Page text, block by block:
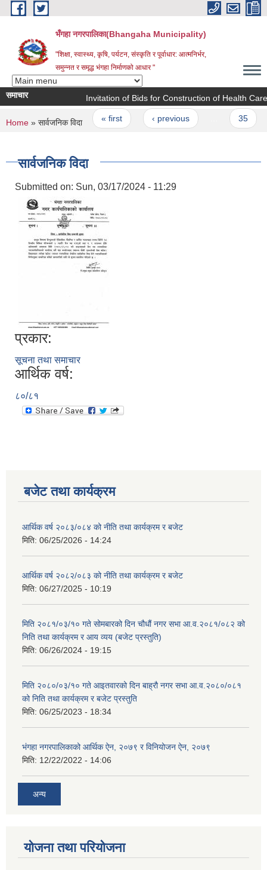
Skip to main content
भँगहा नगरपालिका(Bhangaha Municipality)
"शिक्षा, स्वास्थ्य, कृषि, पर्यटन, संस्कृति र पूर्वाधार: आत्मनिर्भर,
समुन्नत र समृद्ध भंगहा निर्माणको आधार "
समाचार Invitation of Bids for Construction of Health Care
Pages
« first ‹ previous
You are here
Home » सार्वजनिक विदा
सार्वजनिक विदा
Submitted on: Sun, 03/17/2024 - 11:29
प्रकार:
सूचना तथा समाचार
आर्थिक वर्ष:
८०/८१
बजेट तथा कार्यक्रम
आर्थिक वर्ष २०८३/०८४ को नीति तथा कार्यक्रम र बजेट
मिति: 06/25/2026 - 14:24
आर्थिक वर्ष २०८२/०८३ को नीति तथा कार्यक्रम र बजेट
मिति: 06/27/2025 - 10:19
मिति २०८१/०३/१० गते सोमबारको दिन चौधौं नगर सभा आ.व.२०८१/०८२ को
निति तथा कार्यक्रम र आय व्यय (बजेट प्रस्तुति)
मिति: 06/26/2024 - 19:15
मिति २०८०/०३/१० गते आइतवारको दिन बाह्रौ नगर सभा आ.व.२०८०/०८१
को निति तथा कार्यक्रम र बजेट प्रस्तुति
मिति: 06/25/2023 - 18:34
भंगहा नगरपालिकाको आर्थिक ऐन, २०७९ र विनियोजन ऐन, २०७९
मिति: 12/22/2022 - 14:06
अन्य
योजना तथा परियोजना